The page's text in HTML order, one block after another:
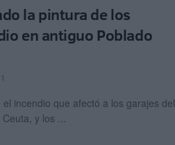
la pintura de los
en antiguo Poblado
1
incendio que afectó a los garajes del
y los ...